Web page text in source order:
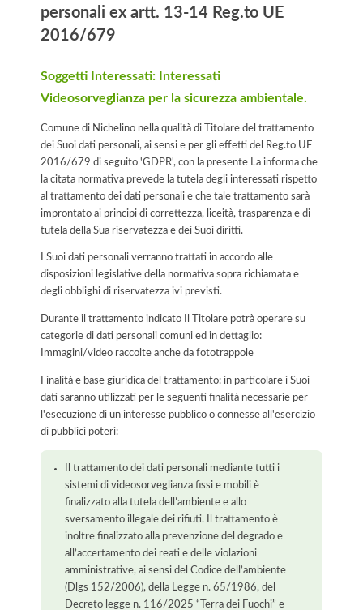
personali ex artt. 13-14 Reg.to UE
2016/679
Soggetti Interessati: Interessati
Videosorveglianza per la sicurezza ambientale.
Comune di Nichelino nella qualità di Titolare del trattamento
dei Suoi dati personali, ai sensi e per gli effetti del Reg.to UE
2016/679 di seguito 'GDPR', con la presente La informa che
la citata normativa prevede la tutela degli interessati rispetto
al trattamento dei dati personali e che tale trattamento sarà
improntato ai principi di correttezza, liceità, trasparenza e di
tutela della Sua riservatezza e dei Suoi diritti.
I Suoi dati personali verranno trattati in accordo alle
disposizioni legislative della normativa sopra richiamata e
degli obblighi di riservatezza ivi previsti.
Durante il trattamento indicato Il Titolare potrà operare su
categorie di dati personali comuni ed in dettaglio:
Immagini/video raccolte anche da fototrappole
Finalità e base giuridica del trattamento: in particolare i Suoi
dati saranno utilizzati per le seguenti finalità necessarie per
l'esecuzione di un interesse pubblico o connesse all'esercizio
di pubblici poteri:
Il trattamento dei dati personali mediante tutti i
sistemi di videosorveglianza fissi e mobili è
finalizzato alla tutela dell’ambiente e allo
sversamento illegale dei rifiuti. Il trattamento è
inoltre finalizzato alla prevenzione del degrado e
all’accertamento dei reati e delle violazioni
amministrative, ai sensi del Codice dell’ambiente
(Dlgs 152/2006), della Legge n. 65/1986, del
Decreto legge n. 116/2025 “Terra dei Fuochi” e